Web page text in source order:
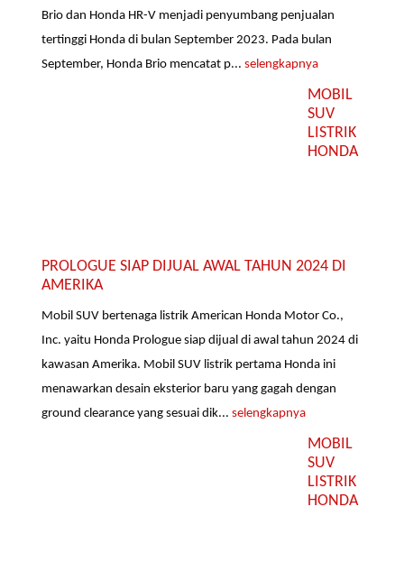
Brio dan Honda HR-V menjadi penyumbang penjualan
tertinggi Honda di bulan September 2023. Pada bulan
September, Honda Brio mencatat p...selengkapnya
MOBIL
SUV
LISTRIK
HONDA
PROLOGUE SIAP DIJUAL AWAL TAHUN 2024 DI
AMERIKA
Mobil SUV bertenaga listrik American Honda Motor Co.,
Inc. yaitu Honda Prologue siap dijual di awal tahun 2024 di
kawasan Amerika. Mobil SUV listrik pertama Honda ini
menawarkan desain eksterior baru yang gagah dengan
ground clearance yang sesuai dik...selengkapnya
MOBIL
SUV
LISTRIK
HONDA